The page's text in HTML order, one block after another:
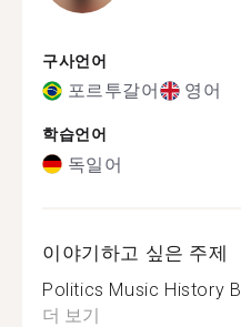
구사언어
포르투갈어 영어
학습언어
독일어
이야기하고 싶은 주제
Politics Music History
더 보기